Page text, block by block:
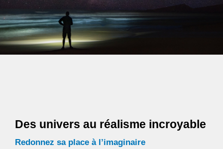
Des univers au réalisme incroyable
Redonnez sa place à l’imaginaire